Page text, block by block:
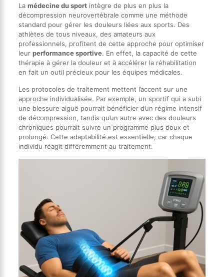
La médecine du sportintègre de plus en plus la
décompression neurovertébrale comme une méthode
standard pour gérer les douleurs liées aux sports. Des
athlètes de tous niveaux, des amateurs aux
professionnels, profitent de cette approche pour optimiser
leur performance sportive. En effet, la capacité de cette
thérapie à gérer la douleur et à accélérer la réhabilitation
en fait un outil précieux pour les équipes médicales.
Les protocoles de traitement mettent l’accent sur une
approche individualisée. Par exemple, un sportif qui a subi
une blessure aiguë pourrait bénéficier d’un régime intensif
de décompression, tandis qu’un autre avec des douleurs
chroniques pourrait suivre un programme plus doux et
prolongé. Cette adaptabilité est essentielle, car chaque
individu réagit différemment au traitement.